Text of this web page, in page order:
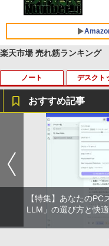
￥
【
ET
￥
by
富士
ウォ
ット
￥
by
薬屋
ンガ
￥
異世
エー
￥
ONE
クス
楽天市場 売れ筋ランキング
ノート
7+
第
x
PC
ト
￥
デスクト
プ
【
D
ン
￥
古
か
日
￥
2
【
な
（
￥
異
￥
おすすめ記事
【特集】あなたの
LLM」の選び方と快